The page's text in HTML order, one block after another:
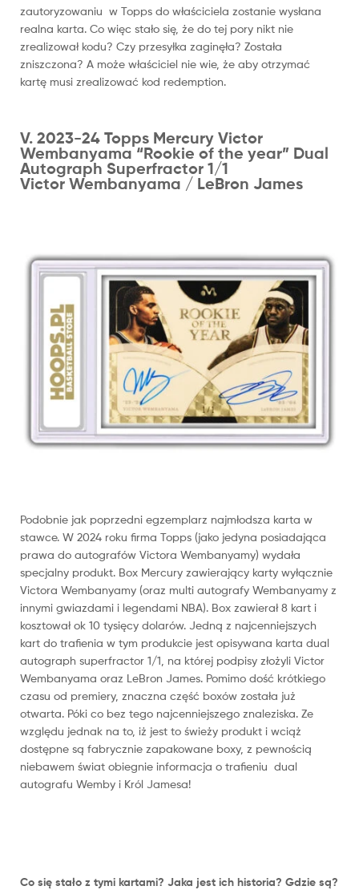
zautoryzowaniu w Topps do właściciela zostanie wysłana
realna karta. Co więc stało się, że do tej pory nikt nie
zrealizował kodu? Czy przesyłka zaginęła? Została
zniszczona? A może właściciel nie wie, że aby otrzymać
kartę musi zrealizować kod redemption.
V. 2023-24 Topps Mercury Victor
Wembanyama “Rookie of the year” Dual
Autograph Superfractor 1/1
Victor Wembanyama / LeBron James
Podobnie jak poprzedni egzemplarz najmłodsza karta w
stawce. W 2024 roku firma Topps (jako jedyna posiadająca
prawa do autografów Victora Wembanyamy) wydała
specjalny produkt. Box Mercury zawierający karty wyłącznie
Victora Wembanyamy (oraz multi autografy Wembanyamy z
innymi gwiazdami i legendami NBA). Box zawierał 8 kart i
kosztował ok 10 tysięcy dolarów. Jedną z najcenniejszych
kart do trafienia w tym produkcie jest opisywana karta dual
autograph superfractor 1/1, na której podpisy złożyli Victor
Wembanyama oraz LeBron James. Pomimo dość krótkiego
czasu od premiery, znaczna część boxów została już
otwarta. Póki co bez tego najcenniejszego znaleziska. Ze
względu jednak na to, iż jest to świeży produkt i wciąż
dostępne są fabrycznie zapakowane boxy, z pewnością
niebawem świat obiegnie informacja o trafieniu dual
autografu Wemby i Król Jamesa!
Co się stało z tymi kartami? Jaka jest ich historia? Gdzie są?